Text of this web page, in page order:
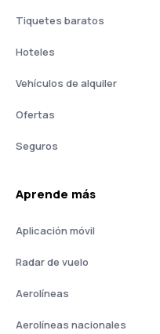
Tiquetes baratos
Hoteles
Vehículos de alquiler
Ofertas
Seguros
Aprende más
Aplicación móvil
Radar de vuelo
Aerolíneas
Aerolíneas nacionales